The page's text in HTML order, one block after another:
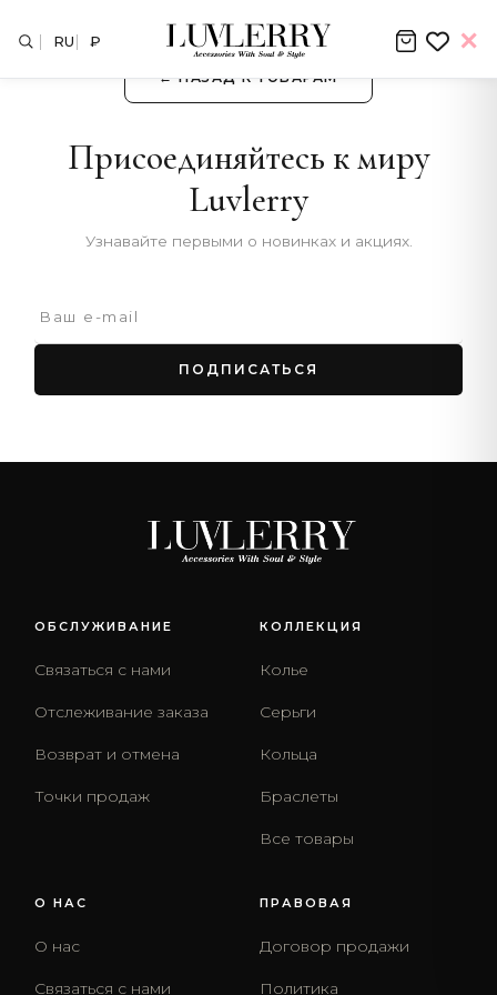
← НАЗАД К ТОВАРАМ
Присоединяйтесь к миру
Luvlerry
Узнавайте первыми о новинках и акциях.
ПОДПИСАТЬСЯ
ОБСЛУЖИВАНИЕ
Связаться с нами
Отслеживание заказа
Возврат и отмена
Точки продаж
КОЛЛЕКЦИЯ
Колье
Серьги
Кольца
Браслеты
Все товары
О НАС
О нас
Связаться с нами
ПРАВОВАЯ
Договор продажи
Политика
RU ₽